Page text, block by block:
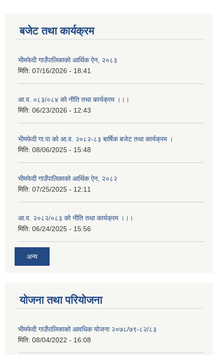
बजेट तथा कार्यक्रम
भीमफेदी गाउँपालिकाको आर्थिक ऐन, २०८३
मिति: 07/16/2026 - 18:41
आ.व. ०८३/०८४ को नीति तथा कार्यक्रम ।।।
मिति: 06/23/2026 - 12:43
भीमफेदी गा.पा को आ.व. २०८२-८३ बार्षिक बजेट तथा कार्यक्रम ।
मिति: 08/06/2025 - 15:48
भीमफेदी गाउँपालिकाको आर्थिक ऐन, २०८२
मिति: 07/25/2025 - 12:11
आ.व. २०८२/०८३ को नीति तथा कार्यक्रम ।।।
मिति: 06/24/2025 - 15:56
अन्य
योजना तथा परियोजना
भीमफेदी गाउँपालिकाको आवधिक योजना २०७८/७९-८२/८३
मिति: 08/04/2022 - 16:08